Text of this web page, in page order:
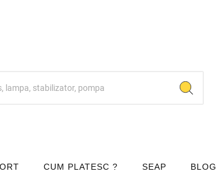
CUM PLATESC ? SEAP BLOG